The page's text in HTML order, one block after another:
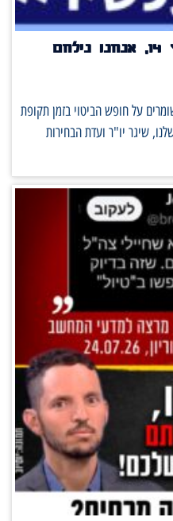
לא יסתמו את הפה לערוץ 14, אנחנו נילחם
אם תרצו שומרים על חופש הביטוי בזמן תקופת
שיגר יו"ר ועדת הבחירות